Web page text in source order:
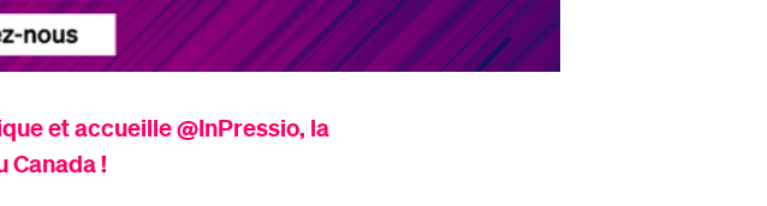
et accueille @InPressio, la
Canada !